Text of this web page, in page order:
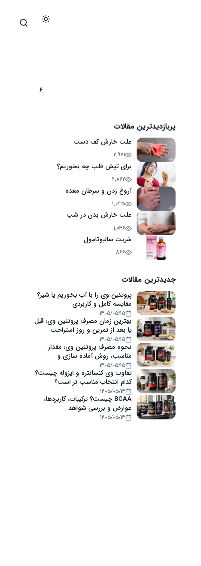
6
پربازدیدترین مقالات
علت خارش کف دست
2,971
برای تپش قلب چه بخوریم؟
2,862
آروغ زدن و سرطان معده
1,045
علت خارش بدن در شب
1,036
شربت سالبوتامول
866
جدیدترین مقالات
پروتئین وی را با آب بخوریم یا شیر؟
مقایسه کامل و کاربردی
۱۴۰۵/۰۵/۱۵
بهترین زمان مصرف پروتئین وی؛ قبل
یا بعد از تمرین و روز استراحت
۱۴۰۵/۰۵/۱۵
نحوه مصرف پروتئین وی؛ مقدار
مناسب، روش آماده سازی و
اشتباهات رایج
۱۴۰۵/۰۵/۱۵
تفاوت وی کنسانتره و ایزوله چیست؟
کدام انتخاب مناسب تر است؟
۱۴۰۵/۰۵/۱۴
BCAA چیست؟ ترکیبات، کاربردها،
عوارض و بررسی شواهد
۱۴۰۵/۰۵/۱۴